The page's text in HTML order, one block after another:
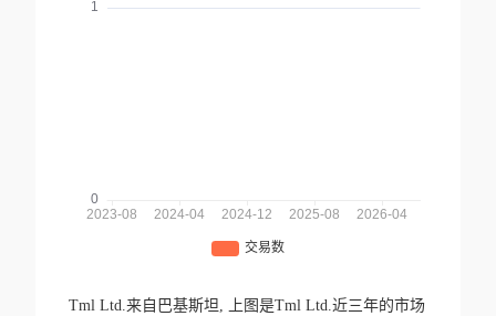
Tml Ltd.来自巴基斯坦,
上图是Tml Ltd.近三年的市场